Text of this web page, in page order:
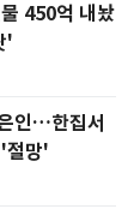
450억 내놨
'
인…한집서
절망'